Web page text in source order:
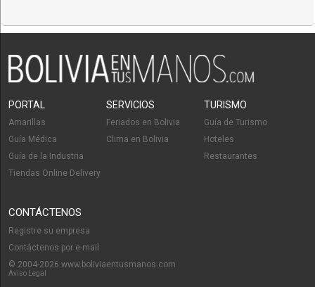
PORTAL
Amarillas
Guía Médica
Guía de la Industria
Tiendas Online Delivery
SERVICIOS
Feriados en Bolivia
Clima en Bolivia
TURISMO
Guía de Turismo
Hoteles
Restaurantes
CONTÁCTENOS
Registre su empresa
Contáctenos por e-mail
© 2004-2026 www.boliviaentusmanos.com
Aviso Legal